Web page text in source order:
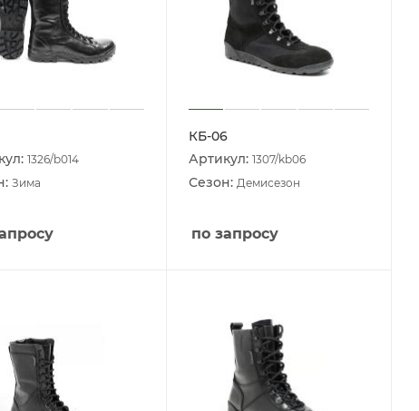
1326/b014
Зима
КБ-06
Артикул: 1307/kb06
Сезон: Демисезон
по запросу